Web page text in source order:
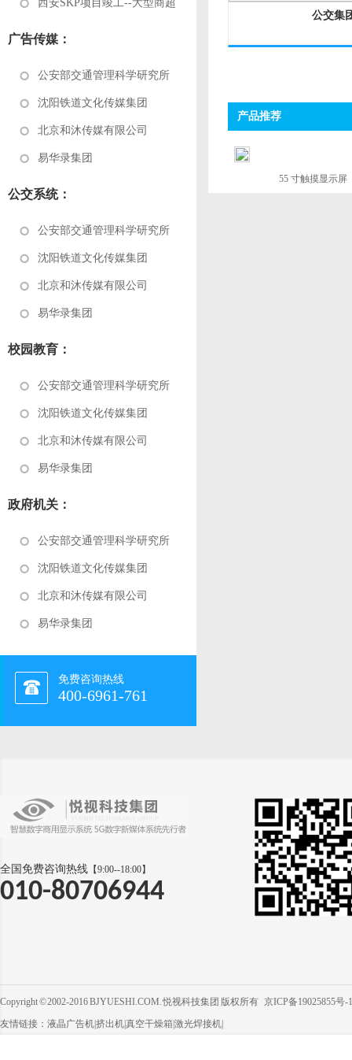
西安SKP项目竣工--大型商超
广告传媒：
公安部交通管理科学研究所
沈阳铁道文化传媒集团
北京和沐传媒有限公司
易华录集团
公交系统：
公安部交通管理科学研究所
沈阳铁道文化传媒集团
北京和沐传媒有限公司
易华录集团
校园教育：
公安部交通管理科学研究所
沈阳铁道文化传媒集团
北京和沐传媒有限公司
易华录集团
政府机关：
公安部交通管理科学研究所
沈阳铁道文化传媒集团
北京和沐传媒有限公司
易华录集团
免费咨询热线
400-6961-761
公交集
产品推荐
55 寸触摸显示屏
全国免费咨询热线 【9:00--18:00】
010-80706944
Copyright © 2002-2016 BJYUESHI.COM. 悦视科技集团 版权所有 京ICP备19025855号-1
友情链接： 液晶广告机挤出机真空干燥箱 激光焊接机